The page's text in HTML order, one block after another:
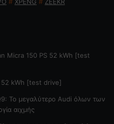
Micra 150 PS 52 kWh [test
52 kWh [test drive]
Το μεγαλύτερο Audi όλων των
αιχμής